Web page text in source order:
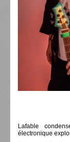
Lafable
électronique